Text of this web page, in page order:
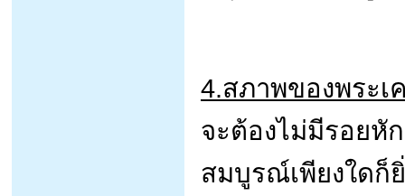
4.สภาพของพระเ
จะต้องไม่มีรอยหั
สมบูรณ์เพียงใดก็